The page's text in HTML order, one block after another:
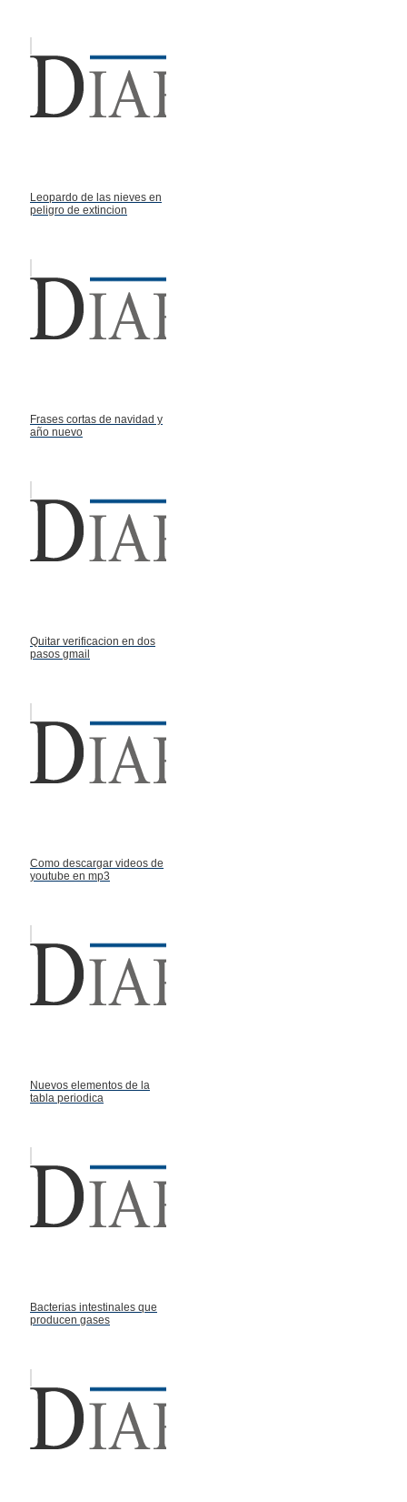
Leopardo de las nieves en
peligro de extincion
Frases cortas de navidad y
año nuevo
Quitar verificacion en dos
pasos gmail
Como descargar videos de
youtube en mp3
Nuevos elementos de la
tabla periodica
Bacterias intestinales que
producen gases